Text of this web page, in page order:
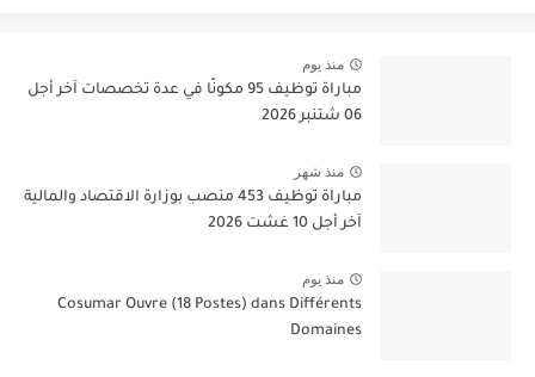
منذ يوم
مباراة توظيف 95 مكونًا في عدة تخصصات آخر أجل
06 شتنبر 2026
منذ شهر
مباراة توظيف 453 منصب بوزارة الاقتصاد والمالية
آخر أجل 10 غشت 2026
منذ يوم
Cosumar Ouvre (18 Postes) dans Différents
Domaines